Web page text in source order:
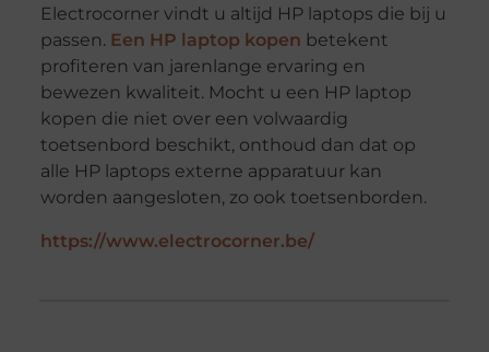
Electrocorner vindt u altijd HP laptops die bij u
passen. Een HP laptop kopen betekent
profiteren van jarenlange ervaring en
bewezen kwaliteit. Mocht u een HP laptop
kopen die niet over een volwaardig
toetsenbord beschikt, onthoud dan dat op
alle HP laptops externe apparatuur kan
worden aangesloten, zo ook toetsenborden.
https://www.electrocorner.be/